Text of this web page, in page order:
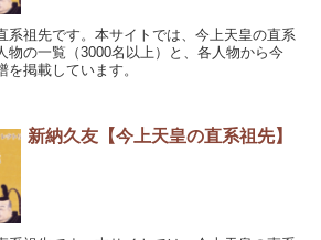
系祖先です。本サイトでは、今上天皇の直系
物の一覧（3000名以上）と、各人物から今
を掲載しています。
新納久友【今上天皇の直系祖先】